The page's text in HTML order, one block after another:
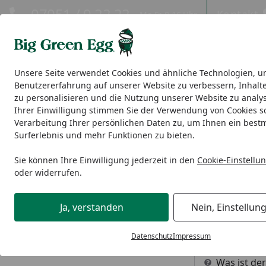
Unsere Seite verwendet Cookies und ähnliche Technologien,
Benutzererfahrung auf unserer Website zu verbessern,
zu personalisieren und die Nutzung unserer Website zu
Ihrer Einwilligung stimmen Sie der Verwendung von Cookies
Verarbeitung Ihrer persönlichen Daten zu, um Ihnen ein
Surferlebnis und mehr Funktionen zu bieten.
Sie können Ihre Einwilligung jederzeit in den Cookie-
oder widerrufen.
Ja, verstanden Nein,
DatenschutzImpressum
Eigene Montage-Teams
07051 / 9 22 22 Mo-Fr. 8-16 Uhr Kontakt
EGGs EGG Nest, Tische & Seitentische Modulare EGG-
Startseite
Wo kann montiert werden?
Antworten zu den Themen
Bezahlung & Rechnung
Wo
Hier
Weitere
Was ist